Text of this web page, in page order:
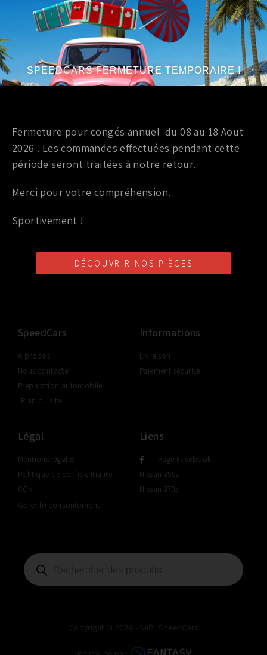
Marque: NISSAN
Année du véhicule
à partir de 2003, jusqu’à 2006
Série:3.5 V6
JOINT DE CARTER D’HUILE COTÉ BOITE 350Z
12,00€ TTC
LIVRAISON SHOP2SHOP
CONSEILS PERSONNALISÉS
SpeedCars
A propos
Nous contacter
Préparation automobile
Plan du site
Informations
Livraison
Paiement sécurisé
Légal
Mentions légales
Politique de confidentialité
CGV
Gérer le consentement
Liens
Page Facebook
Nissan 350z
Nissan 370z
Copyright © 2026 - SARL SpeedCars
SPEEDCARS FERMETURE TEMPORAIRE !
Fermeture pour congés annuel du 08 au 18 Aout
2026 . Les commandes effectuées pendant cette
période seront traitées à notre retour.
Merci pour votre compréhension.
Sportivement !
DÉCOUVRIR NOS PIÈCES